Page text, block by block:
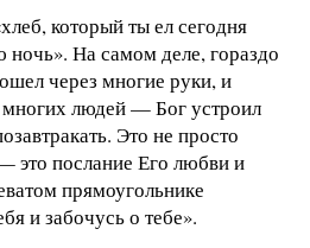
который ты ел сегодня
ночь». На самом деле, гораздо
через многие руки, и
многих людей — Бог устроил
Это не просто
это послание Его любви и
прямоугольнике
и забочусь о тебе».